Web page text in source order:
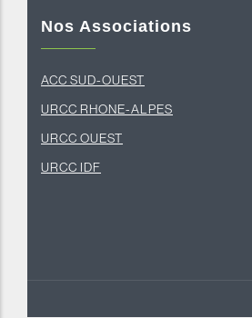
Nos Associations
ACC SUD-OUEST
URCC RHONE-ALPES
URCC OUEST
URCC IDF